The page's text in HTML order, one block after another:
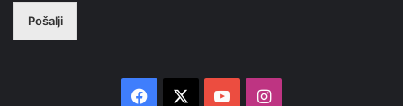
Pošalji
Facebook YouTubeInstagram